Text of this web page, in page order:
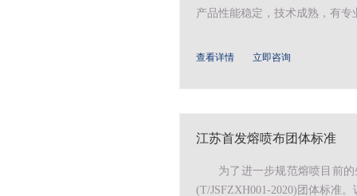
产品性能稳定，技术成熟，有
查看详情 立即咨询
江苏首发熔喷布团体标准
为了进一步规范熔喷目前
(T/JSFZXH001-2020)团体标准